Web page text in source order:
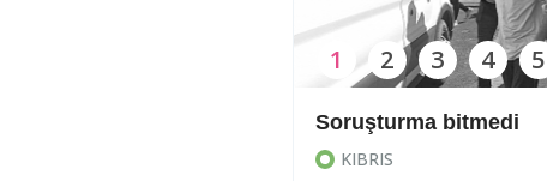
Soruşturma bitmedi
KIBRIS
1 2 3 4 5